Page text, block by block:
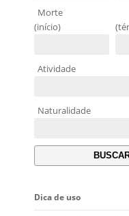
Morte
(início)
Atividade
Naturalidade
Dica de uso